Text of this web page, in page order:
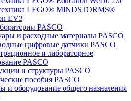
LEGO® MINDSTORMS®
EV3
PASCO
и расходные материалы PASCO
цифровые датчики PASCO
и лабораторное
PASCO
и структуры PASCO
пособия PASCO
и оборудование общего назначения